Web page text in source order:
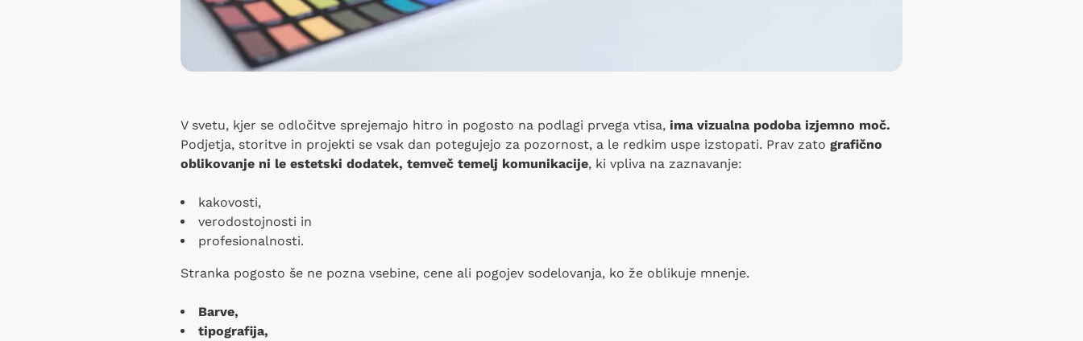
V svetu, kjer se odločitve sprejemajo hitro in pogosto na podlagi prvega vtisa, ima vizualna podoba izjemno moč.
Podjetja, storitve in projekti se vsak dan potegujejo za pozornost, a le redkim uspe izstopati. Prav zato grafično
oblikovanje ni le estetski dodatek, temveč temelj komunikacije, ki vpliva na zaznavanje:
kakovosti,
verodostojnosti in
profesionalnosti.
Stranka pogosto še ne pozna vsebine, cene ali pogojev sodelovanja, ko že oblikuje mnenje.
Barve,
tipografija,